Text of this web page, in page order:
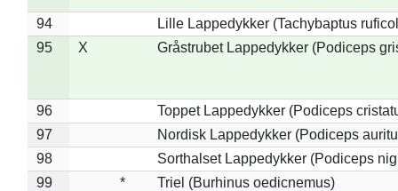
94
Lille Lappedykker (Tachybaptus
95
X Gråstrubet Lappedykker (Podiceps
96
Toppet Lappedykker (Podiceps
97
Nordisk Lappedykker (Podiceps
98
Sorthalset Lappedykker (Podiceps
99
*
Triel (Burhinus oedicnemus)